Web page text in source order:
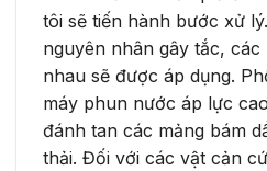
tôi sẽ tiến hành bước xử
nguyên nhân gây tắc,
nhau sẽ được áp dụng.
máy phun nước áp lực
đánh tan các mảng bám
thải. Đối với các vật cản